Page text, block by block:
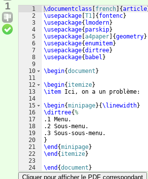
1
1
2
3
4
5
6
7
8
9
10
11
12
13
14
15
16
17
18
19
20
21
22
23
24
\documentclass french {article
\usepackage T1 { fontenc}
\usepackage{ lmodern}
\usepackage{ parskip}
\usepackage a4paper {geometry}
\usepackage{enumitem}
\usepackage{dirtree}
\usepackage{ babel }
\begin{document }
\begin{ itemize}
\item Ici, on a un problème:
\begin{minipage}{\linewidth}
\dirtree{%
.1 Menu.
.2 Sous-menu.
.3 Sous-sous-menu.
}
\end {minipage}
\end { itemize}
\end {document }
Cliquer pour afficher le PDF correspondant